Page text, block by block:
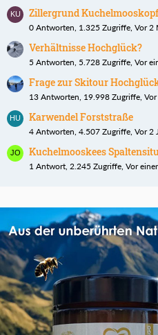
Zillergrund
0 Antworten, 1.325 Zugriffe, Vor 2
Verhältnisse Hochglück?
5 Antworten, 5.728 Zugriffe, Vor
Frage zur Skitour
13 Antworten, 19.998 Zugriffe, Vor
Karwendel Forststraße
4 Antworten, 4.507 Zugriffe, Vor 2
Kuchelmooskees
1 Antwort, 2.245 Zugriffe, Vor